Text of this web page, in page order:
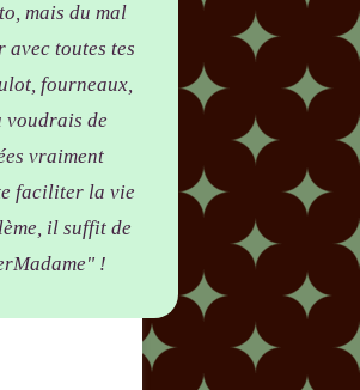
mais du mal
toutes tes
fourneaux,
voudrais de
vraiment
faciliter la vie
il suffit de
!